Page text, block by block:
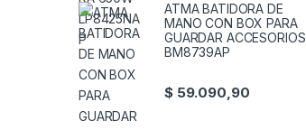
ATMA BATIDORA DE
MANO CON BOX PARA
GUARDAR ACCESORIOS
BM8739AP
$59.090,90